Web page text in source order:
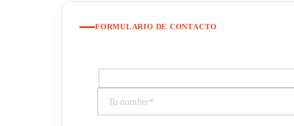
FORMULARIO DE CONTACTO